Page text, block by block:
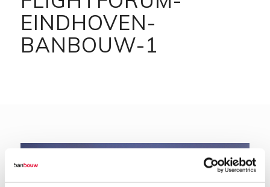
EINDHOVEN-
BANBOUW-1